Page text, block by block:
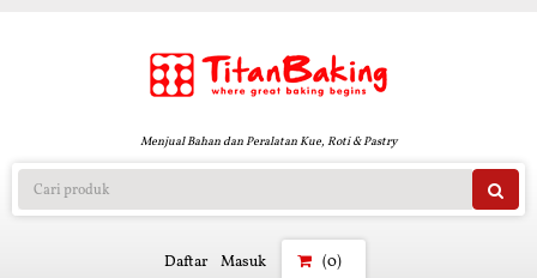
Menjual Bahan dan Peralatan Kue, Roti & Pastry
Daftar Masuk (0)